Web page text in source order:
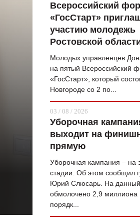
ТАМ
Всероссийский
«ГосСтарт»
участию молодежь
Ростовской
Молодых управленцев
на пятый Всероссийский
«ГосСтарт», который
Новгороде со 2 по...
03 / 08 / 2026
Уборочная
выходит на
прямую
Уборочная кампания –
стадии. Об этом сообщил
Юрий Слюсарь. На
обмолочено 2,9 миллиона
порядк...